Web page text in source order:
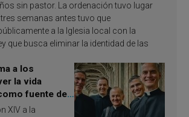
sin pastor. La ordenación tuvo lugar
semanas antes tuvo que
a la Iglesia local con la
que busca eliminar la identidad de las
a los
la vida
fuente de
XIV a la